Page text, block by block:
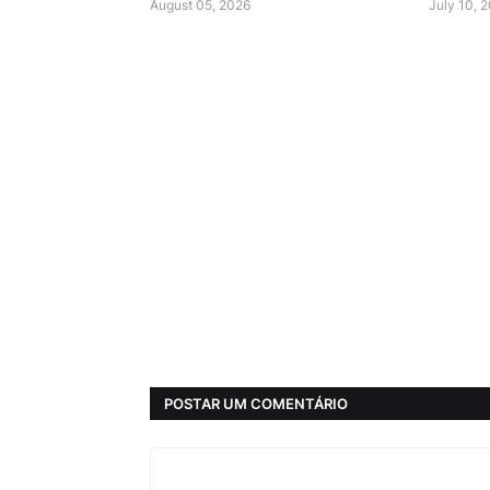
August 05, 2026 July 10,
POSTAR UM COMENTÁRIO